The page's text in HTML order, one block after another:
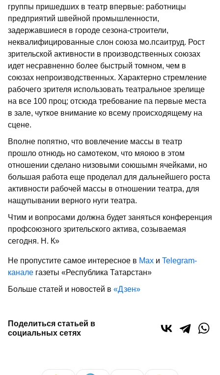
группы пришедших в театр впервые: работницы
предприятий швейной промышленности,
задержавшиеся в городе сезона-строители,
неквалифи­цированные слон союза мо.псаитруд. Рост
зрительской активности в производственных союзах
идет несравненно более быстрый томном, чем в
союзах непроизводственных. Характерно стремление
рабочего зрителя использовать театральное зрелище
на все 100 проц; отсюда требование па первые места
в зале, чуткое внимание ко всему происходящему на
сцене.
Вполне попятно, что вовлечение массы в театр
прошло отнюдь но самотеком, что мяоюо в этом
отношении сделано низо­выми союшымн ячейками, но
большая ра­бота еще проделал для дальней­шего роста
активности рабочей массы в отношении театра, для
нащупывании верного нуги театра.
Чтим и вопросами должна будет заняться конференция
профсоюзного зрительского актива, созываемая
сегодня. Н. К»
Не пропустите самое интересное в Max и Telegram-
канале газеты «Республика Татарстан»
Больше статей и новостей в «Дзен»
Поделиться статьей в
социальных сетях